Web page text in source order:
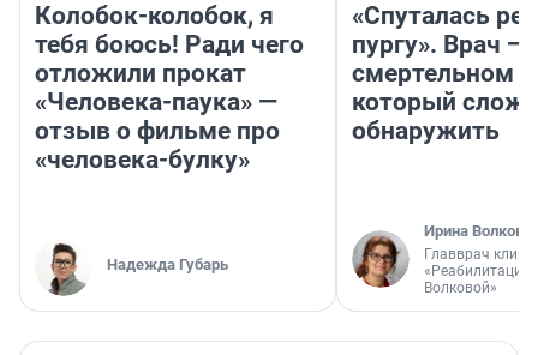
Колобок-колобок, я
тебя боюсь! Ради чего
отложили прокат
«Человека-паука» —
отзыв о фильме про
«человека-булку»
Надежда Губарь
«Спуталась
пургу». Врач —
смертельном
который
обнаружить
Ирина Волкова
Главврач
«Реабилитация
Волковой»